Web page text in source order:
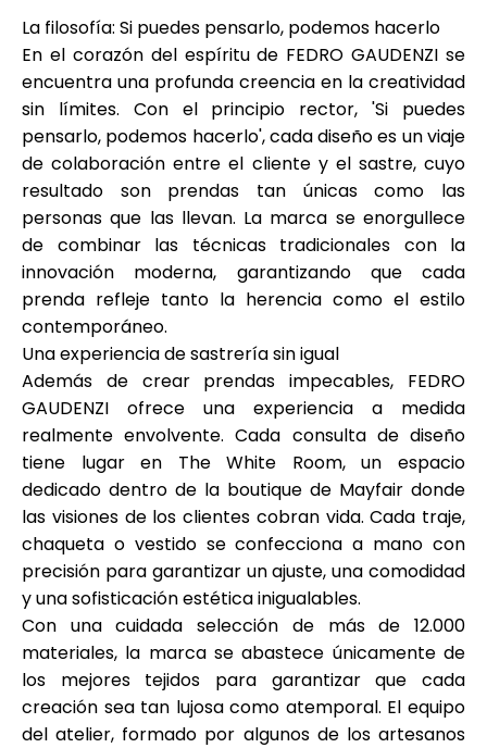
La filosofía: Si puedes pensarlo, podemos hacerlo
En el corazón del espíritu de FEDRO GAUDENZI se
encuentra una profunda creencia en la creatividad
sin límites. Con el principio rector,'Si puedes
pensarlo, podemos hacerlo', cada diseño es un viaje
de colaboración entre el cliente y el sastre, cuyo
resultado son prendas tan únicas como las
personas que las llevan. La marca se enorgullece
de combinar las técnicas tradicionales con la
innovación moderna, garantizando que cada
prenda refleje tanto la herencia como el estilo
contemporáneo.
Una experiencia de sastrería sin igual
Además de crear prendas impecables, FEDRO
GAUDENZI ofrece una experiencia a medida
realmente envolvente. Cada consulta de diseño
tiene lugar en The White Room, un espacio
dedicado dentro de la boutique de Mayfair donde
las visiones de los clientes cobran vida. Cada traje,
chaqueta o vestido se confecciona a mano con
precisión para garantizar un ajuste, una comodidad
y una sofisticación estética inigualables.
Con una cuidada selección de más de 12.000
materiales, la marca se abastece únicamente de
los mejores tejidos para garantizar que cada
creación sea tan lujosa como atemporal. El equipo
del atelier, formado por algunos de los artesanos